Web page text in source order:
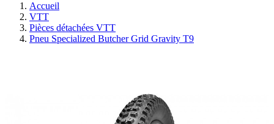
Accueil
VTT
Pièces détachées VTT
Pneu Specialized Butcher Grid Gravity T9